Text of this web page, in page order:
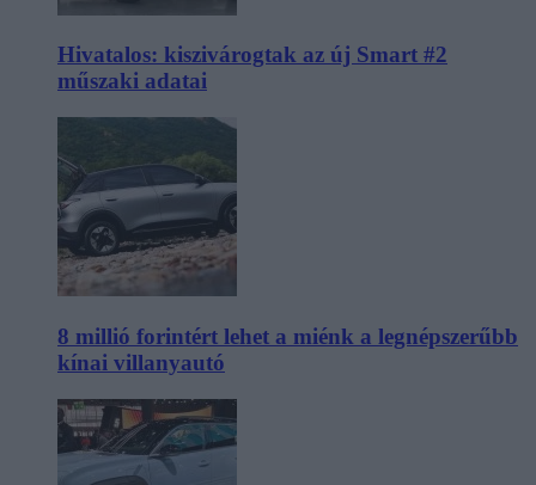
Hivatalos: kiszivárogtak az új Smart #2
műszaki adatai
8 millió forintért lehet a miénk a legnépszerűbb
kínai villanyautó